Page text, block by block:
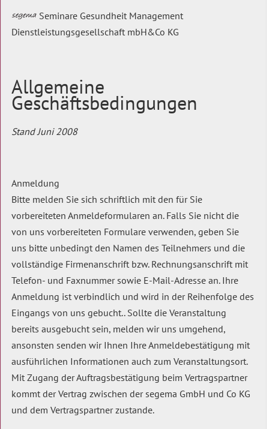
Seminare Gesundheit Management
Dienstleistungsgesellschaft mbH&Co KG
Allgemeine
Geschäftsbedingungen
Stand Juni 2008
Anmeldung
Bitte melden Sie sich schriftlich mit den für Sie
vorbereiteten Anmeldeformularen an. Falls Sie nicht die
von uns vorbereiteten Formulare verwenden, geben Sie
uns bitte unbedingt den Namen des Teilnehmers und die
vollständige Firmenanschrift bzw. Rechnungsanschrift mit
Telefon- und Faxnummer sowie E-Mail-Adresse an. Ihre
Anmeldung ist verbindlich und wird in der Reihenfolge des
Eingangs von uns gebucht.. Sollte die Veranstaltung
bereits ausgebucht sein, melden wir uns umgehend,
ansonsten senden wir Ihnen Ihre Anmeldebestätigung mit
ausführlichen Informationen auch zum Veranstaltungsort.
Mit Zugang der Auftragsbestätigung beim Vertragspartner
kommt der Vertrag zwischen der segema GmbH und Co KG
und dem Vertragspartner zustande.